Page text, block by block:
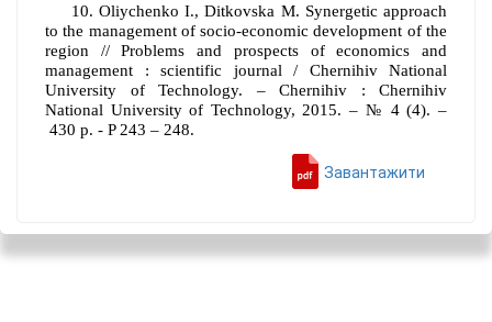
10. Oliychenko I., Ditkovska M. Synergetic approach
to the management of socio-economic development of the
region // Problems and prospects of economics and
management : scientific journal / Chernihiv National
University of Technology. –Chernihiv : Chernihiv
National University of Technology, 2015. – № 4 (4).–
430 p. - P 243 – 248.
Завантажити